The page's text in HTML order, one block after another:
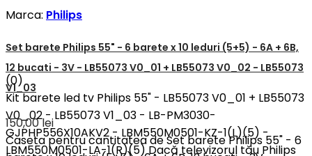
Marca: Philips
Set barete Philips 55" - 6 barete x 10 leduri (5+5) - 6A + 6B,
12 bucati - 3V - LB55073 V0_01 + LB55073 V0_02 - LB55073
V1_03
(0)
Kit barete led tv Philips 55" - LB55073 V0_01 + LB55073
V0_02 - LB55073 V1_03 - LB-PM3030-
GJPHP556X10AKV2 - LBM550M0501-KZ-1(L)(5) -
LBM550M0501-LA-1(R)(5) Dacă televizorul tău Philips
150,00 lei
Caseta pentru cantitatea de Set barete Philips 55" - 6